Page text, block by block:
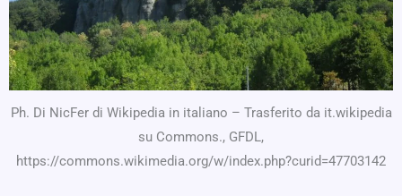
Ph. Di NicFer di Wikipedia in italiano – Trasferito da it.wikipedia
su Commons., GFDL,
https://commons.wikimedia.org/w/index.php?curid=47703142